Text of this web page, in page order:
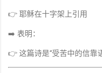
👉 耶稣在十字架上引用
➡️ 表明：
👉 这篇诗是“受苦中的信靠